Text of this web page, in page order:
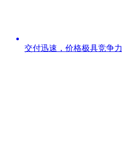
交付迅速，价格极具竞争力